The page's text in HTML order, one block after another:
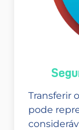
Transferir
pode